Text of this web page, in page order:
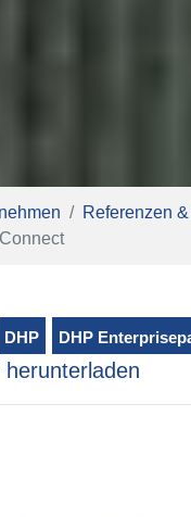
Referenzen
DHP DHP